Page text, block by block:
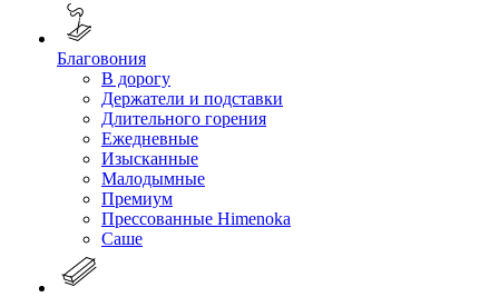
Благовония
В дорогу
Держатели и подставки
Длительного горения
Ежедневные
Изысканные
Малодымные
Премиум
Прессованные Himenoka
Саше